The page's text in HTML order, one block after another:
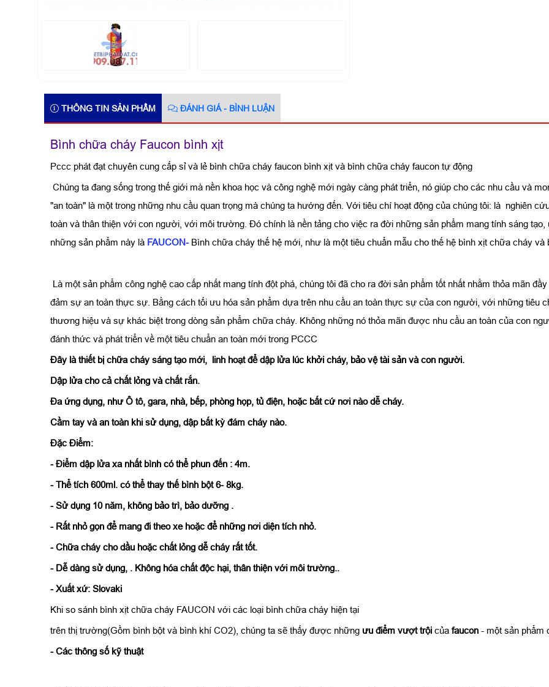
THÔNG TIN SẢN PHẨM ĐÁNH GIÁ - BÌNH LUẬN
Bình chữa cháy Faucon bình xịt
Pccc phát đạt chuyên cung cấp sỉ và lẻ bình chữa cháy faucon bình xịt và bình chữa cháy faucon tự động
Chúng ta đang sống trong thế giới mà nền khoa học và công nghệ mới ngày càng phát triển, nó giúp cho các nhu cầu và
"an toàn" là một trong những nhu cầu quan trọng mà chúng ta hướng đến. Với tiêu chí hoạt động của chúng tôi: là nghiên
toàn và thân thiện với con người, với môi trường. Đó chính là nền tảng cho việc ra đời những sản phẩm mang tính sáng
những sản phẩm này là FAUCON- Bình chữa cháy thế hệ mới, như là một tiêu chuẩn mẫu cho thế hệ bình xịt chữa cháy
Là một sản phẩm công nghệ cao cấp nhất mang tính đột phá, chúng tôi đã cho ra đời sản phẩm tốt nhất nhằm thỏa mãn
đảm sự an toàn thực sự. Bằng cách tối ưu hóa sản phẩm dựa trên nhu cầu an toàn thực sự của con người, với những tiêu
thương hiệu và sự khác biệt trong dòng sản phẩm chữa cháy. Không những nó thỏa mãn được nhu cầu an toàn của con
đánh thức và phát triển về một tiêu chuẩn an toàn mới trong PCCC
Đây là thiết bị chữa cháy sáng tạo mới, linh hoạt để dập lửa lúc khởi cháy, bảo vệ tài sản và con người.
Dập lửa cho cả chất lỏng và chất rắn.
Đa ứng dụng, như Ô tô, gara, nhà, bếp, phòng họp, tủ điện, hoặc bất cứ nơi nào dễ cháy.
Cầm tay và an toàn khi sử dụng, dập bất kỳ đám cháy nào.
Đặc Điểm:
- Điểm dập lửa xa nhất bình có thể phun đến : 4m.
- Thể tích 600ml. có thể thay thế bình bột 6- 8kg.
- Sử dụng 10 năm, không bảo trì, bảo dưỡng .
- Rất nhỏ gọn để mang đi theo xe hoặc để những nơi diện tích nhỏ.
- Chữa cháy cho dầu hoặc chất lỏng dễ cháy rất tốt.
- Dễ dàng sử dụng, . Không hóa chất độc hại, thân thiện với môi trường..
- Xuất xứ: Slovaki
Khi so sánh bình xịt chữa cháy FAUCON với các loại bình chữa cháy hiện tại
trên thị trường(Gồm bình bột và bình khí CO2), chúng ta sẽ thấy được những ưu điểm vượt trội của faucon - một sản phẩm
- Các thông số kỹ thuật